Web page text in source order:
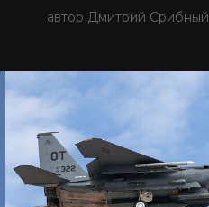
автор Дмитрий Срибный